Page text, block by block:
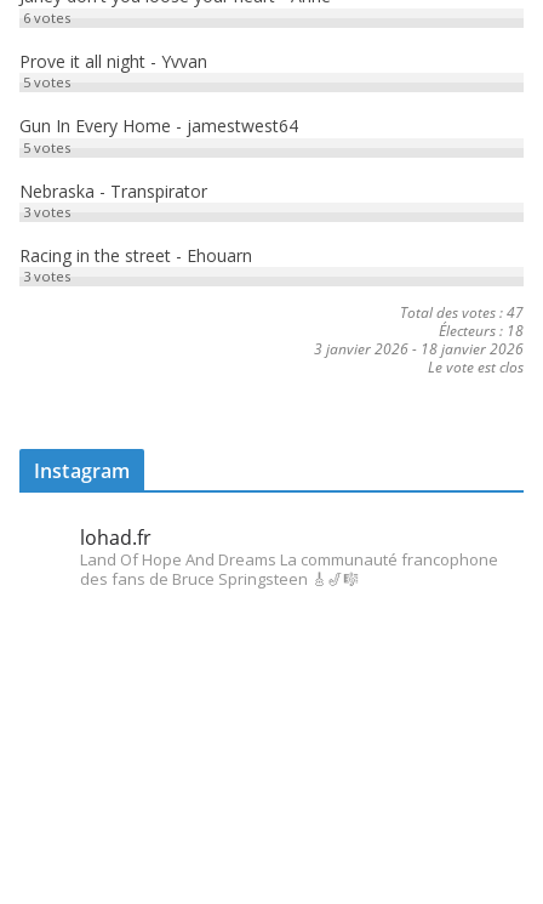
6votes
Prove it all night - Yvvan
5votes
Gun In Every Home - jamestwest64
5votes
Nebraska - Transpirator
3votes
Racing in the street - Ehouarn
3votes
Total des votes : 47
Électeurs : 18
3 janvier 2026- 18 janvier 2026
Le vote est clos
Instagram
lohad.fr
Land Of Hope And Dreams La communauté francophone
des fans de Bruce Springsteen 🎸🎷🎼